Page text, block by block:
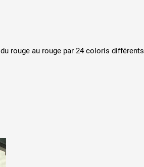
rouge au rouge par 24 coloris différents